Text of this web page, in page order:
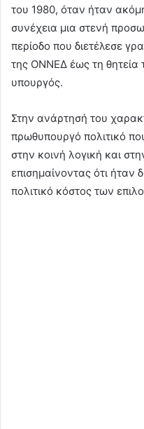
του 1980, όταν ήταν
συνέχεια μια στενή
περίοδο που διετέλεσε
της ΟΝΝΕΔ έως τη θητεία
υπουργός.
Στην ανάρτησή του
πρωθυπουργό πολιτικό
στην κοινή λογική και
επισημαίνοντας ότι ήταν
πολιτικό κόστος των